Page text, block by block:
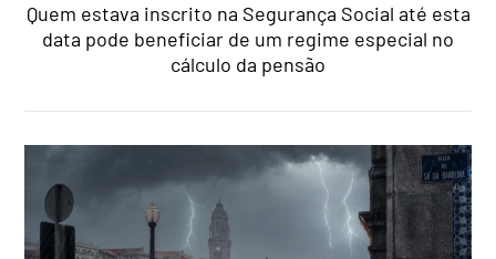
Quem estava inscrito na Segurança Social até esta
data pode beneficiar de um regime especial no
cálculo da pensão